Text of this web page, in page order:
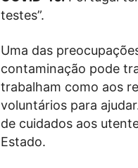
testes”.
Uma das
contaminação pode
trabalham como aos
voluntários para
de cuidados aos
Estado.